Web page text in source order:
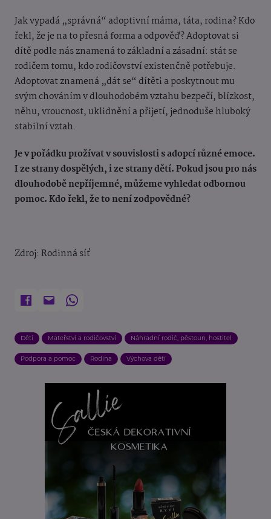
Jak vypadá „správná“ adoptivní máma, táta, rodina? Kdo
řekl, že je na to přesná forma a odpověď? Adoptovat si
dítě podle nás znamená to základní a zásadní: stát se
rodičem tomu, kdo rodičovství existenčně potřebuje.
Adoptovat znamená „dát se“ dítěti a poskytnout mu
svým chováním v dlouhodobém vztahu bezpečí, blízkost,
něhu, vroucnost, uklidnění a přijetí, jednoduše hluboký
stabilní vztah.
Je v pořádku prožívat v souvislosti s adopcí různé emoce.
I ze strany dospělých, i ze strany dětí. Pokud jsou pro nás
dlouhodobě nepříjemné, můžeme vyhledat odbornou
pomoc. Kdo řekl, že to není zodpovědné?
Zdroj: Rodinná síť
Děti Mateřství a rodičovství Náhradní rodič, pěstoun, hostitel
Podpora a pomoc Rodina Výchova dětí